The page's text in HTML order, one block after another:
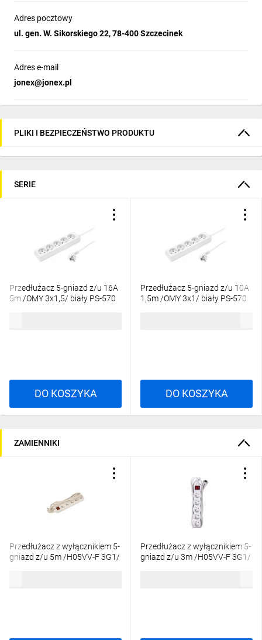
Adres pocztowy
ul. gen. W. Sikorskiego 22, 78-400 Szczecinek
Adres e-mail
jonex@jonex.pl
PLIKI I BEZPIECZEŃSTWO PRODUKTU
SERIE
Przedłużacz 5-gniazd z/u 16A
5m /OMY 3x1,5/ biały PS-570
DO KOSZYKA
Przedłużacz 5-gniazd z/u 10A
1,5m /OMY 3x1/ biały PS-570
DO KOSZYKA
ZAMIENNIKI
Przedłużacz z wyłącznikiem 5-
gniazd z/u 5m /H05VV-F 3G1/
Przedłużacz z wyłącznikiem 5-
gniazd z/u 3m /H05VV-F 3G1/